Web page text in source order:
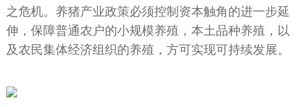
之危机。养猪产业政策必须控制资本触角的进一步延
伸，保障普通农户的小规模养殖，本土品种养殖，以
及农民集体经济组织的养殖，方可实现可持续发展。